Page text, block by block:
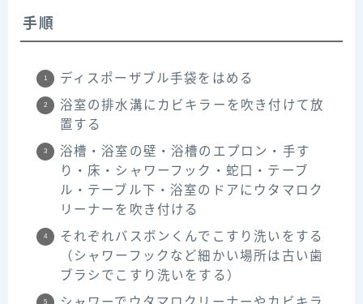
手順
ディスポーザブル手袋をはめる
浴室の排水溝にカビキラーを吹き付けて放
置する
浴槽・浴室の壁・浴槽のエプロン・手す
り・床・シャワーフック・蛇口・テーブ
ル・テーブル下・浴室のドアにウタマロク
リーナーを吹き付ける
それぞれバスボンくんでこすり洗いをする
（シャワーフックなど細かい場所は古い歯
ブラシでこすり洗いをする）